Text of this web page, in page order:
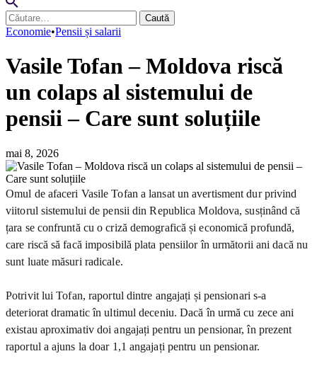
Caută
după:
Economie•Pensii și salarii
Vasile Tofan – Moldova riscă
un colaps al sistemului de
pensii – Care sunt soluțiile
mai 8, 2026
Omul de afaceri Vasile Tofan a lansat un avertisment dur privind
viitorul sistemului de pensii din Republica Moldova, susținând că
țara se confruntă cu o criză demografică și economică profundă,
care riscă să facă imposibilă plata pensiilor în următorii ani dacă nu
sunt luate măsuri radicale.
Potrivit lui Tofan, raportul dintre angajați și pensionari s-a
deteriorat dramatic în ultimul deceniu. Dacă în urmă cu zece ani
existau aproximativ doi angajați pentru un pensionar, în prezent
raportul a ajuns la doar 1,1 angajați pentru un pensionar.